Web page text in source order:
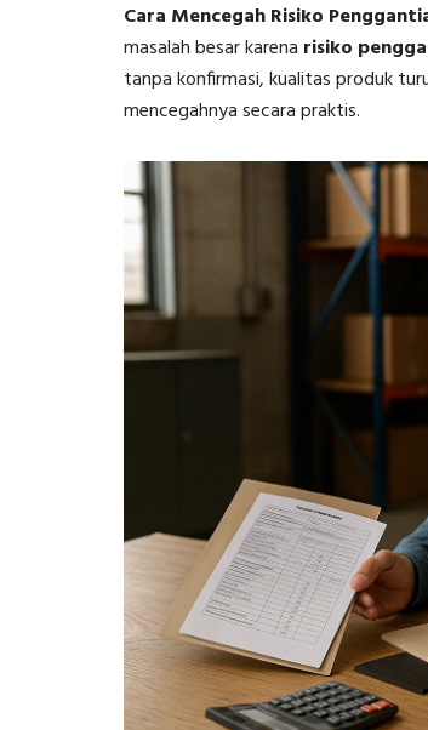
Cara Mencegah Risiko
masalah besar karena risiko
tanpa konfirmasi, kualitas produk
mencegahnya secara praktis.